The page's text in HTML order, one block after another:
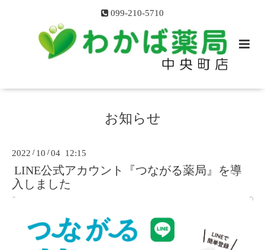
099-210-5710
お知らせ
2022 / 10 /04 12:15
LINE公式アカウント『つながる薬局』を導
入しました